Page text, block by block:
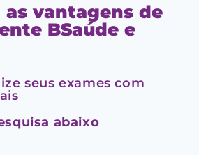
vantagens de
BSaúde e
seus exames com
abaixo